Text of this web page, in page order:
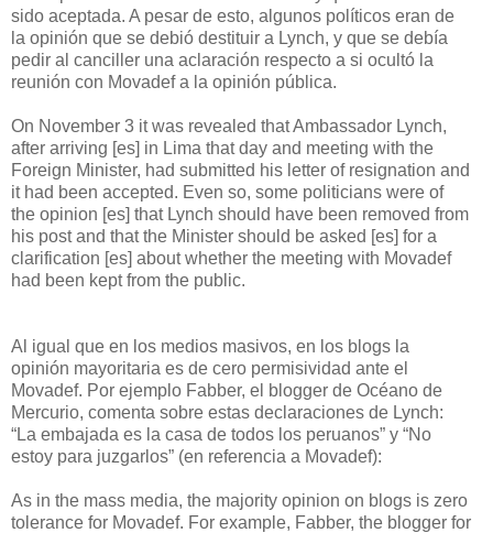
sido aceptada. A pesar de esto, algunos políticos eran de
la opinión que se debió destituir a Lynch, y que se debía
pedir al canciller una aclaración respecto a si ocultó la
reunión con Movadef a la opinión pública.
On November 3 it was revealed that Ambassador Lynch,
after arriving [es] in Lima that day and meeting with the
Foreign Minister, had submitted his letter of resignation and
it had been accepted. Even so, some politicians were of
the opinion [es] that Lynch should have been removed from
his post and that the Minister should be asked [es] for a
clarification [es] about whether the meeting with Movadef
had been kept from the public.
Al igual que en los medios masivos, en los blogs la
opinión mayoritaria es de cero permisividad ante el
Movadef. Por ejemplo Fabber, el blogger de Océano de
Mercurio, comenta sobre estas declaraciones de Lynch:
“La embajada es la casa de todos los peruanos” y “No
estoy para juzgarlos” (en referencia a Movadef):
As in the mass media, the majority opinion on blogs is zero
tolerance for Movadef. For example, Fabber, the blogger for